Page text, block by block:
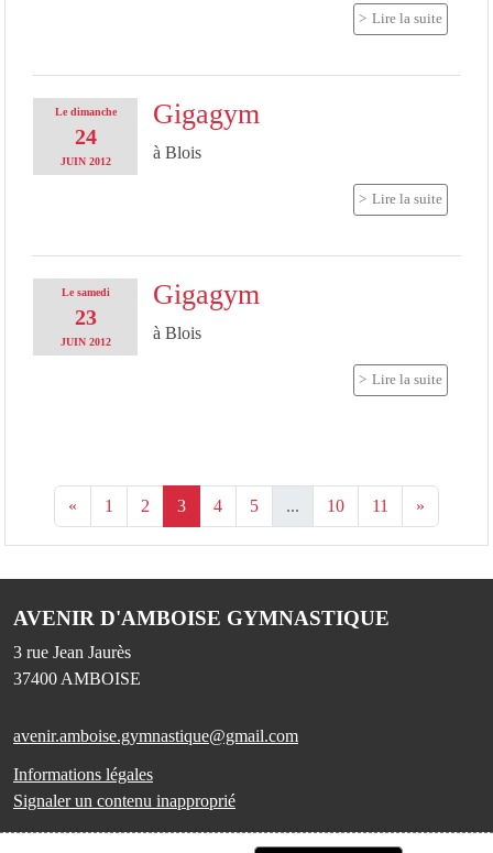
Lire la suite
Le dimanche
24
JUIN 2012
Gigagym
à Blois
Lire la suite
Le samedi
23
JUIN 2012
Gigagym
à Blois
Lire la suite
« 1 2 3 4 5 ... 10 11 »
AVENIR D'AMBOISE GYMNASTIQUE
3 rue Jean Jaurès
37400AMBOISE
avenir.amboise.gymnastique@gmail.com
Informations légales
Signaler un contenu inapproprié